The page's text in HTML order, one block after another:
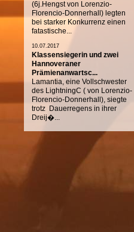
(6j.Hengst von Lorenzio-
Florencio-Donnerhall) legten
bei starker Konkurrenz einen
fatastische...
10.07.2017
Klassensiegerin und zwei
Hannoveraner
Prämienanwartsc...
Lamantia, eine Vollschwester
des LightningC ( von Lorenzio-
Florencio-Donnerhall), siegte
trotz Dauerregens in ihrer
Dreij�...